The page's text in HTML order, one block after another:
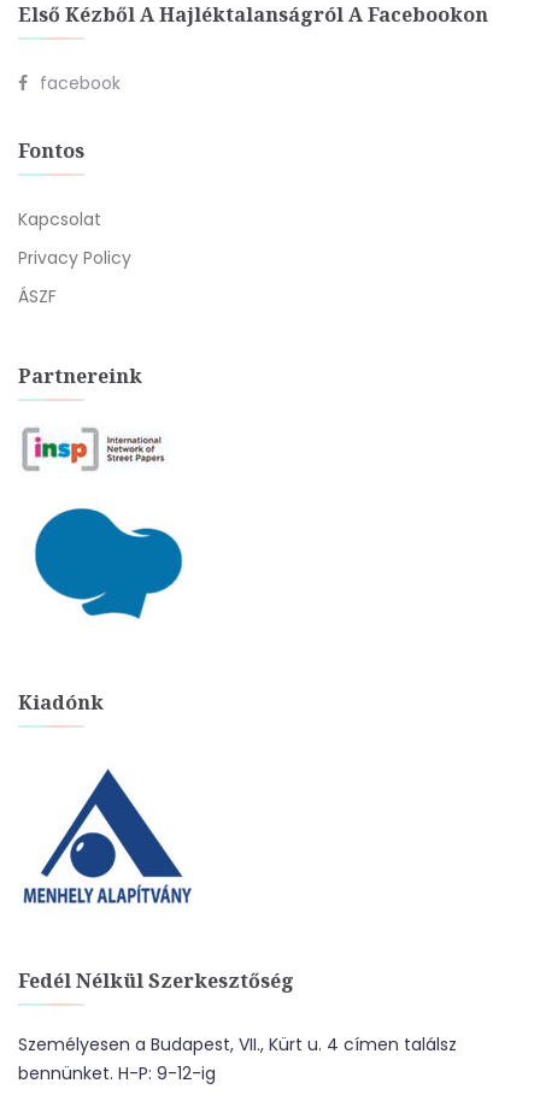
Első Kézből A Hajléktalanságról A Facebookon
facebook
Fontos
Kapcsolat
Privacy Policy
ÁSZF
Partnereink
Kiadónk
Fedél Nélkül Szerkesztőség
Személyesen a Budapest, VII., Kürt u. 4 címen találsz
bennünket. H-P: 9-12-ig